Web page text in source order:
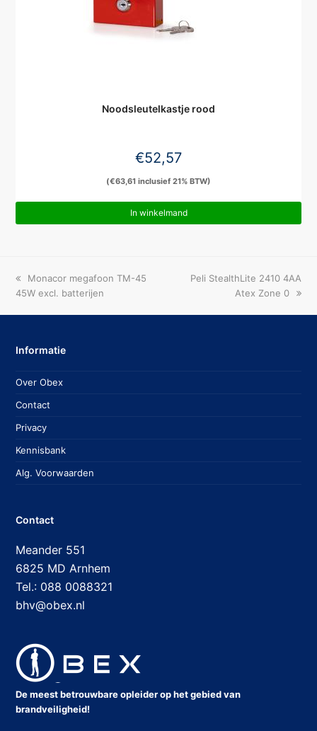
Noodsleutelkastje rood
€52,57
(€63,61 inclusief 21% BTW)
In winkelmand
previous
post:
Monacor megafoon TM-45
45W excl. batterijen
next
Peli StealthLite 2410 4AA
Atex Zone 0
Informatie
Over Obex
Contact
Privacy
Kennisbank
Alg. Voorwaarden
Contact
Meander 551
6825 MD Arnhem
Tel.: 088 0088321
bhv@obex.nl
De meest betrouwbare opleider op het gebied van
brandveiligheid!